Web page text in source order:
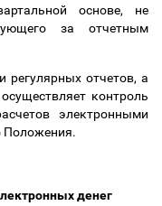
основе, не
за отчетным
отчетов, а
контроль
электронными
Положения.
денег